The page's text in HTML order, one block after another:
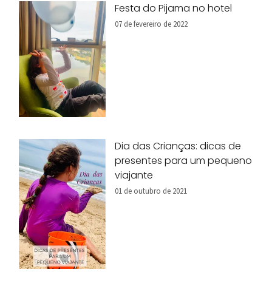
Festa do Pijama no hotel
07 de fevereiro de 2022
Dia das Crianças: dicas de
presentes para um pequeno
viajante
01 de outubro de 2021